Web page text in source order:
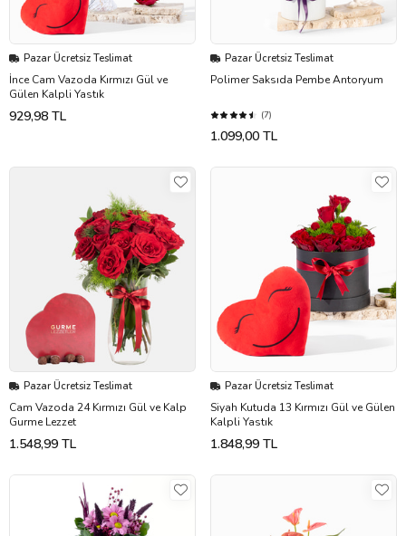
Pazar Ücretsiz Teslimat
İnce Cam Vazoda Kırmızı Gül ve
Gülen Kalpli Yastık
929,98 TL
Pazar Ücretsiz Teslimat
Polimer Saksıda Pembe Antoryum
(7)
1.099,00 TL
Pazar Ücretsiz Teslimat
Cam Vazoda 24 Kırmızı Gül ve Kalp
Gurme Lezzet
1.548,99 TL
Pazar Ücretsiz Teslimat
Siyah Kutuda 13 Kırmızı Gül ve Gülen
Kalpli Yastık
1.848,99 TL